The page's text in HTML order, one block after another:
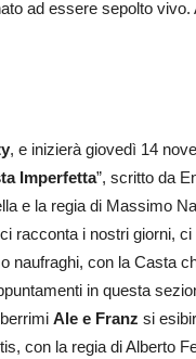
ad essere sepolto
, e inizierà giovedì 14
Imperfetta”, scritto da
e la regia di Massimo
racconta i nostri giorni, ci
naufraghi, con la Casta
in questa
Ale e Franz si
con la regia di Alberto